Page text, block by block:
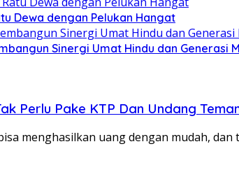
Dewa dengan Pelukan Hangat
Sinergi Umat Hindu dan Generasi
Perlu Pake KTP Dan Undang
menghasilkan uang dengan mudah,